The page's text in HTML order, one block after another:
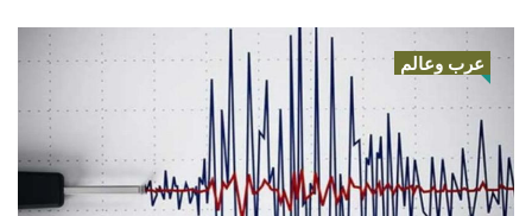
عرب وعالم